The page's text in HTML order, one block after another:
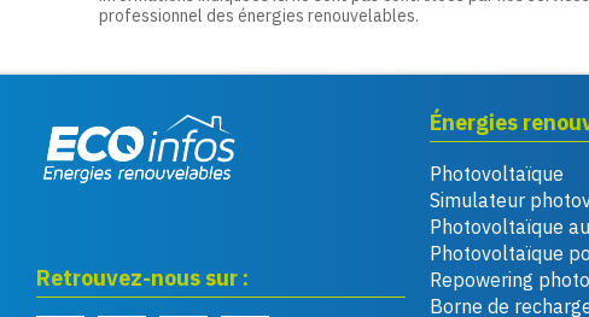
professionnel des énergies renouvelables.
Retrouvez-nous sur :
Énergies
Photovoltaïque
Simulateur
Photovoltaïque
Photovoltaïque
Repowering
Borne de